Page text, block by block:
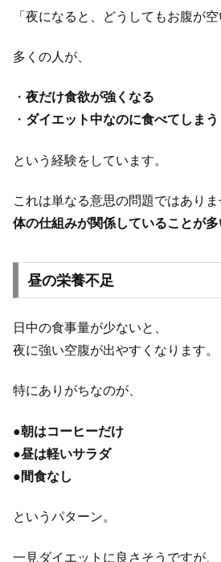
「夜になると、どうしてもお腹が
多くの人が、
・ 夜だけ食欲が強くなる
・ ダイエット中なのに食べてしまう
という経験をしています。
これは単なる意思の問題ではありま
体の仕組みが関係していることが多
昼の栄養不足
日中の食事量が少ないと、
夜に強い空腹が出やすくなります。
特にありがちなのが、
●朝はコーヒーだけ
●昼は軽いサラダ
●間食なし
というパターン。
一見ダイエットに良さそうですが、